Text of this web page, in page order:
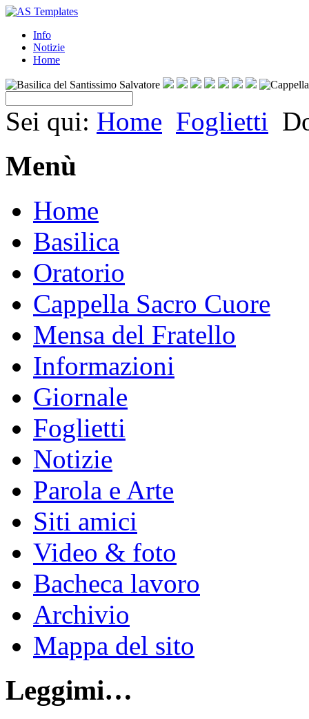
Info
Notizie
Home
Sei qui: Home Foglietti
Menù
Home
Basilica
Oratorio
Cappella Sacro Cuore
Mensa del Fratello
Informazioni
Giornale
Foglietti
Notizie
Parola e Arte
Siti amici
Video & foto
Bacheca lavoro
Archivio
Mappa del sito
Leggimi…